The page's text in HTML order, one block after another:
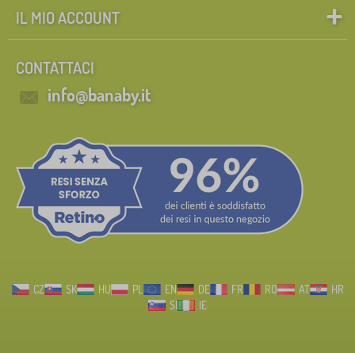
IL MIO ACCOUNT
CONTATTACI
info@banaby.it
CZ SK HU PL EN DE FR RO AT
HR
SI
IE